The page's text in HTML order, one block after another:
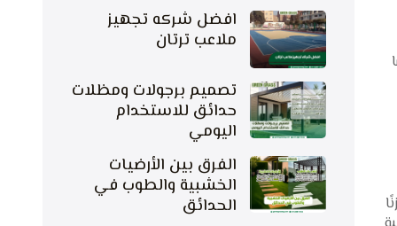
افضل شركه تجهيز
ملاعب ترتان
تصميم برجولات ومظلات
حدائق للاستخدام
اليومي
الفرق بين الأرضيات
الخشبية والطوب في
الحدائق